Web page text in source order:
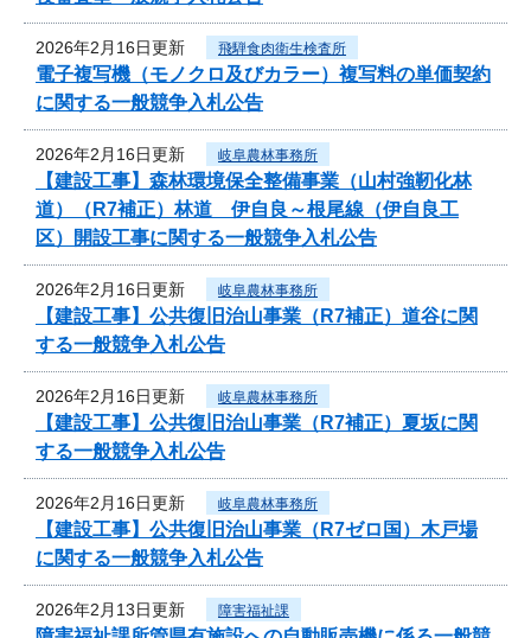
2026年2月16日更新 飛騨食肉衛生検査所
電子複写機（モノクロ及びカラー）複写料の単価契約
に関する一般競争入札公告
2026年2月16日更新 岐阜農林事務所
【建設工事】森林環境保全整備事業（山村強靭化林
道）（R7補正）林道 伊自良～根尾線（伊自良工
区）開設工事に関する一般競争入札公告
2026年2月16日更新 岐阜農林事務所
【建設工事】公共復旧治山事業（R7補正）道谷に関
する一般競争入札公告
2026年2月16日更新 岐阜農林事務所
【建設工事】公共復旧治山事業（R7補正）夏坂に関
する一般競争入札公告
2026年2月16日更新 岐阜農林事務所
【建設工事】公共復旧治山事業（R7ゼロ国）木戸場
に関する一般競争入札公告
2026年2月13日更新 障害福祉課